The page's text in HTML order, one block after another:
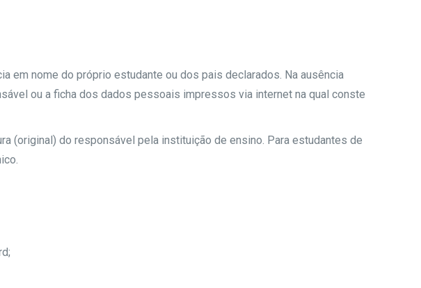
em nome do próprio estudante ou dos pais declarados. Na ausência
ou a ficha dos dados pessoais impressos via internet na qual conste
(original) do responsável pela instituição de ensino. Para estudantes de